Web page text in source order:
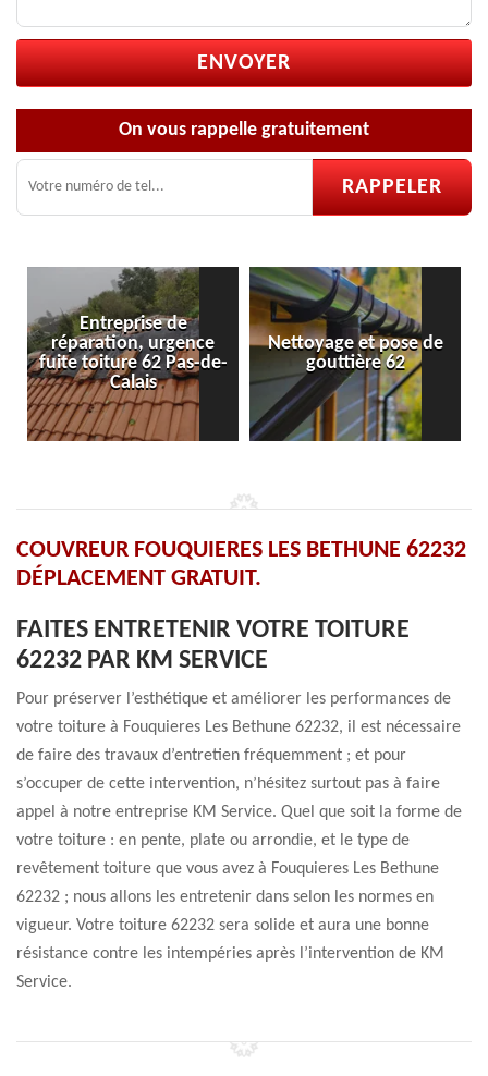
On vous rappelle gratuitement
Nettoyage et pose de
gouttière 62
Pose et réparation de
velux 62
COUVREUR FOUQUIERES LES BETHUNE 62232
DÉPLACEMENT GRATUIT.
FAITES ENTRETENIR VOTRE TOITURE
62232 PAR KM SERVICE
Pour préserver l’esthétique et améliorer les performances de
votre toiture à Fouquieres Les Bethune 62232, il est nécessaire
de faire des travaux d’entretien fréquemment ; et pour
s’occuper de cette intervention, n’hésitez surtout pas à faire
appel à notre entreprise KM Service. Quel que soit la forme de
votre toiture : en pente, plate ou arrondie, et le type de
revêtement toiture que vous avez à Fouquieres Les Bethune
62232 ; nous allons les entretenir dans selon les normes en
vigueur. Votre toiture 62232 sera solide et aura une bonne
résistance contre les intempéries après l’intervention de KM
Service.